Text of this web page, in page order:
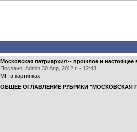
Московская патриархия -- прошлое и настоящее
Послано: Admin 30 Апр, 2012 г. - 12:43
МП в картинках
ОБЩЕЕ ОГЛАВЛЕНИЕ РУБРИКИ "МОСКОВСКАЯ